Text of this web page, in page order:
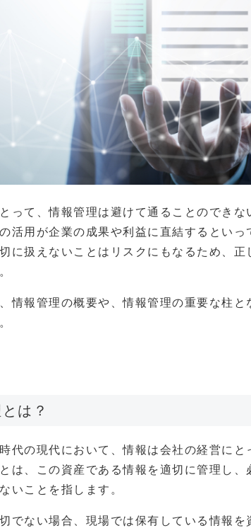
って、情報管理は避けて通ることのでき
活用が企業の成果や利益に直結するとい
に扱えないことはリスクにもなるため、
情報管理の概要や、情報管理の重要な柱
は？
代の現代において、情報は会社の経営にと
は、この資産である情報を適切に管理し
いことを指します。
でない場合、現場では保有している情報を